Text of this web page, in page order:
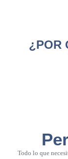
¿POR
Todo lo que